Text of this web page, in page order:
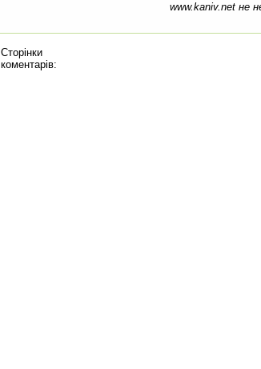
www.kaniv.net не
Сторінки
коментарів: